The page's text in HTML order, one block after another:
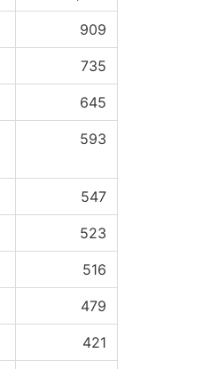
909
735
645
593
547
523
516
479
421